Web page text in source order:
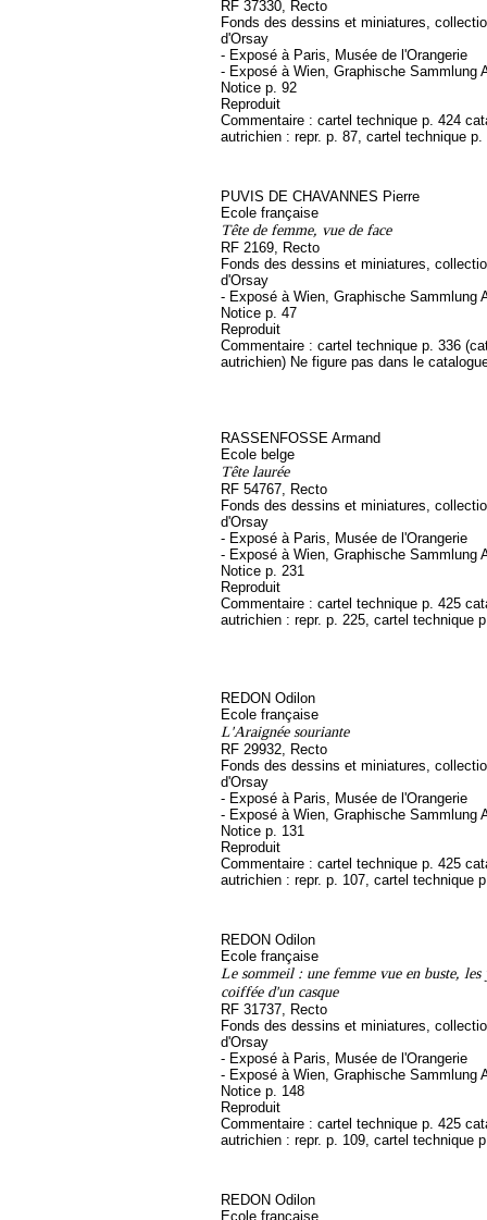
RF 37330, Recto
Fonds des dessins et miniatures,
d'Orsay
- Exposé à Paris, Musée de l'Orangerie
- Exposé à Wien, Graphische Sammlung
Notice p. 92
Reproduit
Commentaire : cartel technique p. 424
autrichien : repr. p. 87, cartel technique p.
PUVIS DE CHAVANNES Pierre
Ecole française
Tête de femme, vue de face
RF 2169, Recto
Fonds des dessins et miniatures,
d'Orsay
- Exposé à Wien, Graphische Sammlung
Notice p. 47
Reproduit
Commentaire : cartel technique p. 336
autrichien) Ne figure pas dans le
RASSENFOSSE Armand
Ecole belge
Tête laurée
RF 54767, Recto
Fonds des dessins et miniatures,
d'Orsay
- Exposé à Paris, Musée de l'Orangerie
- Exposé à Wien, Graphische Sammlung
Notice p. 231
Reproduit
Commentaire : cartel technique p. 425
autrichien : repr. p. 225, cartel technique
REDON Odilon
Ecole française
L'Araignée souriante
RF 29932, Recto
Fonds des dessins et miniatures,
d'Orsay
- Exposé à Paris, Musée de l'Orangerie
- Exposé à Wien, Graphische Sammlung
Notice p. 131
Reproduit
Commentaire : cartel technique p. 425
autrichien : repr. p. 107, cartel technique
REDON Odilon
Ecole française
Le sommeil : une femme vue en buste, les
coiffée d'un casque
RF 31737, Recto
Fonds des dessins et miniatures,
d'Orsay
- Exposé à Paris, Musée de l'Orangerie
- Exposé à Wien, Graphische Sammlung
Notice p. 148
Reproduit
Commentaire : cartel technique p. 425
autrichien : repr. p. 109, cartel technique
REDON Odilon
Ecole française